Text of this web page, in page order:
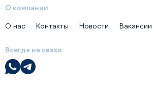
О компании
О нас Контакты Новости Вакансии
Всегда на связи